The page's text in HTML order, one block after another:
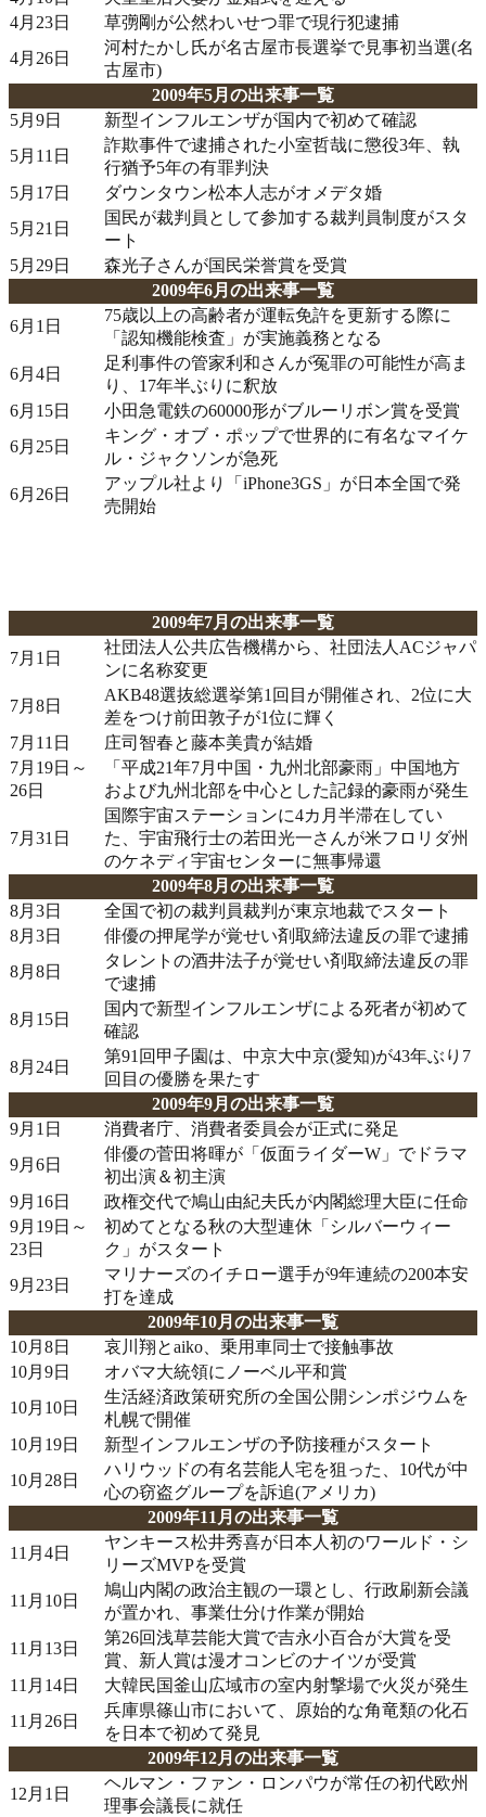
4月23日
草彅剛が公然わいせつ罪で現行犯逮捕
4月26日
河村たかし氏が名古屋市長選挙で見事初当選(名
古屋市)
2009年5月の出来事一覧
5月9日
新型インフルエンザが国内で初めて確認
5月11日
詐欺事件で逮捕された小室哲哉に懲役3年、執
行猶予5年の有罪判決
5月17日
ダウンタウン松本人志がオメデタ婚
5月21日
国民が裁判員として参加する裁判員制度がスタ
ート
5月29日
森光子さんが国民栄誉賞を受賞
2009年6月の出来事一覧
6月1日
75歳以上の高齢者が運転免許を更新する際に
「認知機能検査」が実施義務となる
6月4日
足利事件の管家利和さんが冤罪の可能性が高ま
り、17年半ぶりに釈放
6月15日
小田急電鉄の60000形がブルーリボン賞を受賞
6月25日
キング・オブ・ポップで世界的に有名なマイケ
ル・ジャクソンが急死
6月26日
アップル社より「iPhone3GS」が日本全国で発
売開始
2009年7月の出来事一覧
7月1日
社団法人公共広告機構から、社団法人ACジャパ
ンに名称変更
7月8日
AKB48選抜総選挙第1回目が開催され、2位に大
差をつけ前田敦子が1位に輝く
7月11日
庄司智春と藤本美貴が結婚
7月19日～
26日
「平成21年7月中国・九州北部豪雨」中国地方
および九州北部を中心とした記録的豪雨が発生
7月31日
国際宇宙ステーションに4カ月半滞在してい
た、宇宙飛行士の若田光一さんが米フロリダ州
のケネディ宇宙センターに無事帰還
2009年8月の出来事一覧
8月3日
全国で初の裁判員裁判が東京地裁でスタート
8月3日
俳優の押尾学が覚せい剤取締法違反の罪で逮捕
8月8日
タレントの酒井法子が覚せい剤取締法違反の罪
で逮捕
8月15日
国内で新型インフルエンザによる死者が初めて
確認
8月24日
第91回甲子園は、中京大中京(愛知)が43年ぶり7
回目の優勝を果たす
2009年9月の出来事一覧
9月1日
消費者庁、消費者委員会が正式に発足
9月6日
俳優の菅田将暉が「仮面ライダーW」でドラマ
初出演＆初主演
9月16日
政権交代で鳩山由紀夫氏が内閣総理大臣に任命
9月19日～
23日
初めてとなる秋の大型連休「シルバーウィー
ク」がスタート
9月23日
マリナーズのイチロー選手が9年連続の200本安
打を達成
2009年10月の出来事一覧
10月8日
哀川翔とaiko、乗用車同士で接触事故
10月9日
オバマ大統領にノーベル平和賞
10月10日
生活経済政策研究所の全国公開シンポジウムを
札幌で開催
10月19日
新型インフルエンザの予防接種がスタート
10月28日
ハリウッドの有名芸能人宅を狙った、10代が中
心の窃盗グループを訴追(アメリカ)
2009年11月の出来事一覧
11月4日
ヤンキース松井秀喜が日本人初のワールド・シ
リーズMVPを受賞
11月10日
鳩山内閣の政治主観の一環とし、行政刷新会議
が置かれ、事業仕分け作業が開始
11月13日
第26回浅草芸能大賞で吉永小百合が大賞を受
賞、新人賞は漫才コンビのナイツが受賞
11月14日
大韓民国釜山広域市の室内射撃場で火災が発生
11月26日
兵庫県篠山市において、原始的な角竜類の化石
を日本で初めて発見
2009年12月の出来事一覧
12月1日
ヘルマン・ファン・ロンパウが常任の初代欧州
理事会議長に就任